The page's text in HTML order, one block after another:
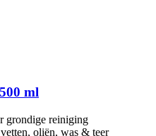
ml
grondige reiniging
oliën, was & teer